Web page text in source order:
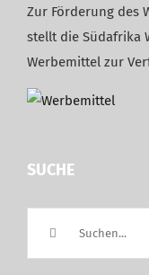
Zur Förderung des
stellt die Südafrika
Werbemittel zur
SUCHE